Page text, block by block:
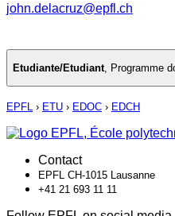
john.delacruz@epfl.ch
Etudiante/Etudiant, Programme
EPFL › ETU › EDOC › EDCH
Contact
EPFL CH-1015 Lausanne
+41 21 693 11 11